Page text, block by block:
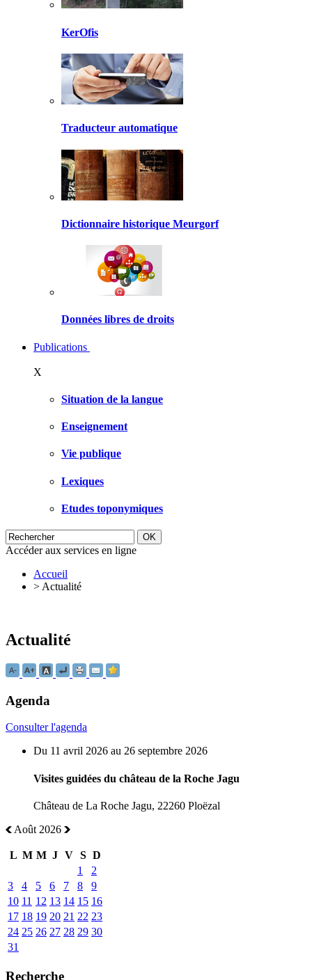
KerOfis
Traducteur automatique
Dictionnaire historique Meurgorf
Données libres de droits
Publications
X
Situation de la langue
Enseignement
Vie publique
Lexiques
Etudes toponymiques
Accéder aux services en ligne
Accueil
> Actualité
Actualité
Agenda
Consulter l'agenda
Du 11 avril 2026 au 26 septembre 2026
Visites guidées du château de la Roche Jagu
Château de La Roche Jagu, 22260 Ploëzal
Août 2026
L M M J V S D
1
2
3
4 5 6 7 8
9
10 11 12 13 14 15 16
17 18 19 20 21 22 23
24 25 26 27 28 29 30
31
Recherche